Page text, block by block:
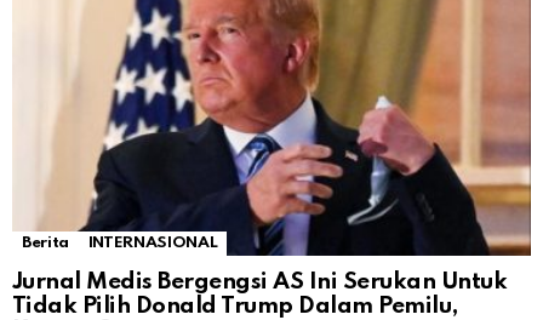
Berita INTERNASIONAL
Jurnal Medis Bergengsi AS Ini Serukan Untuk
Tidak Pilih Donald Trump Dalam Pemilu,